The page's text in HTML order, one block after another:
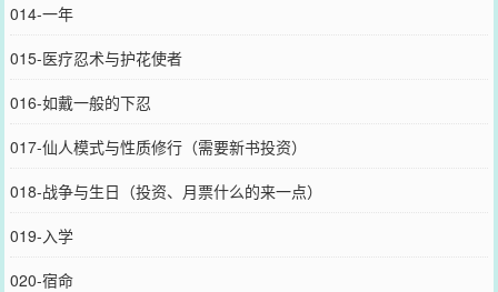
014-一年
015-医疗忍术与护花使者
016-如戴一般的下忍
017-仙人模式与性质修行（需要新书投资）
018-战争与生日（投资、月票什么的来一点）
019-入学
020-宿命